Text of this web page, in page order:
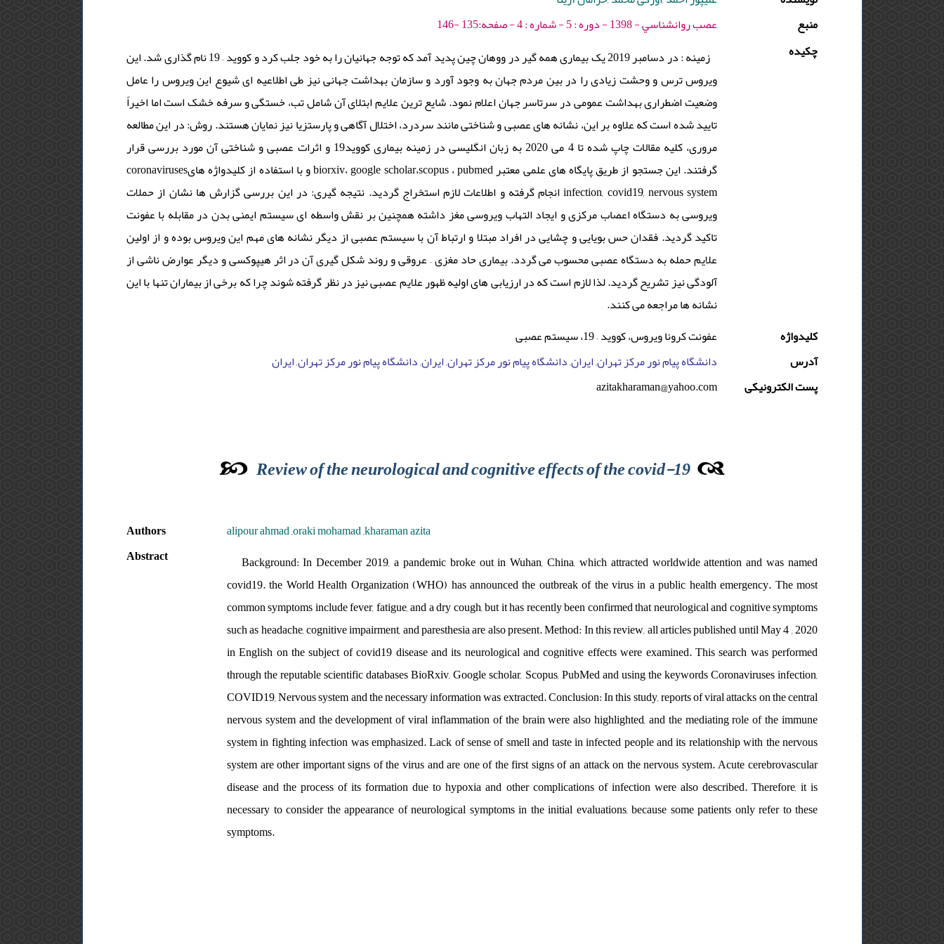
منبع
عصب روانشناسي - 1398 - دوره : 5 - شماره : 4 - صفحه:135 -146
چکیده
زمینه : در دسامبر 2019 یک بیماری همه گیر در ووهان چین پدید آمد که توجه جهانیان را به خود جلب کرد و کووید – 19 نام ­گذاری شد. این
ویروس ترس و وحشت زیادی را در بین مردم جهان به ­وجود آورد و سازمان بهداشت جهانی نیز طی اطلاعیه ­ای شیوع این ویروس را عامل
وضعیت اضطراری بهداشت عمومی در سرتاسر جهان اعلام نمود. شایع ­ترین علایم ابتلای آن شامل تب، خستگی و سرفه خشک است اما اخیراً
تایید شده است که علاوه بر این، نشانه ­های عصبی و شناختی مانند سردرد، اختلال آگاهی و پارستزیا نیز نمایان هستند. روش: در این مطالعه
مروری، کلیه مقالات چاپ شده تا 4 می 2020 به زبان انگلیسی در زمینه بیماری کووید19 و اثرات عصبی و شناختی آن مورد بررسی قرار
گرفتند. این جستجو از طریق پایگاه­ های علمی معتبر biorxiv، google scholar،scopus ، pubmed و با استفاده از کلیدواژه ­هایcoronaviruses
infection, covid19, nervous system انجام گرفته و اطلاعات لازم استخراج گردید. نتیجه ­گیری: در این بررسی گزارش­ ها نشان از حملات
ویروسی به دستگاه اعصاب مرکزی و ایجاد التهاب ویروسی مغز داشته همچنین بر نقش واسطه ­ای سیستم ایمنی بدن در مقابله با عفونت
تاکید گردید. فقدان حس بویایی و چشایی در افراد مبتلا و ارتباط آن با سیستم عصبی از دیگر نشانه­ های مهم این ویروس بوده و از اولین
علایم حمله به دستگاه عصبی محسوب می­ گردد. بیماری حاد مغزی – عروقی و روند شکل­ گیری آن در اثر هیپوکسی و دیگر عوارض ناشی از
آلودگی نیز تشریح گردید. لذا لازم است که در ارزیابی­ های اولیه ظهور علایم عصبی نیز در نظر گرفته شوند چرا که برخی از بیماران تنها با این
نشانه­ ها مراجعه می ­کنند.
کلیدواژه
عفونت کرونا ویروس، کووید – 19، سیستم عصبی
آدرس
دانشگاه پیام نور مرکز تهران, ایران, دانشگاه پیام نور مرکز تهران, ایران, دانشگاه پیام نور مرکز تهران, ایران
پست الکترونیکی
azitakharaman@yahoo.com
Review of the neurological and cognitive effects of the covid-19
Authors
alipour ahmad ,oraki mohamad ,kharaman azita
Abstract
Background: In December 2019, a pandemic broke out in Wuhan, China, which attracted worldwide attention and was named
covid19. the World Health Organization (WHO) has announced the outbreak of the virus in a public health emergency. The most
common symptoms include fever, fatigue, and a dry cough, but it has recently been confirmed that neurological and cognitive symptoms
such as headache, cognitive impairment, and paresthesia are also present. Method: In this review, all articles published until May 4 , 2020
in English on the subject of covid19 disease and its neurological and cognitive effects were examined. This search was performed
through the reputable scientific databases BioRxiv, Google scholar, Scopus, PubMed and using the keywords Coronaviruses infection,
COVID19, Nervous system and the necessary information was extracted. Conclusion: In this study, reports of viral attacks on the central
nervous system and the development of viral inflammation of the brain were also highlighted, and the mediating role of the immune
system in fighting infection was emphasized. Lack of sense of smell and taste in infected people and its relationship with the nervous
system are other important signs of the virus and are one of the first signs of an attack on the nervous system. Acute cerebrovascular
disease and the process of its formation due to hypoxia and other complications of infection were also described. Therefore, it is
necessary to consider the appearance of neurological symptoms in the initial evaluations, because some patients only refer to these
symptoms.